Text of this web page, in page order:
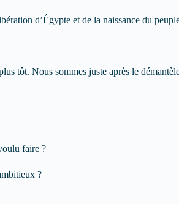
d’Égypte et de la naissance du
tôt. Nous sommes juste après le
faire ?
?